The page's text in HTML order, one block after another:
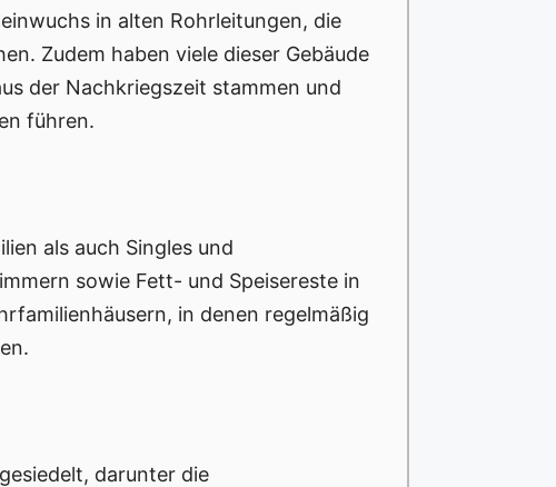
in alten Rohrleitungen, die
Zudem haben viele dieser Gebäude
der Nachkriegszeit stammen und
führen.
als auch Singles und
sowie Fett- und Speisereste in
in denen regelmäßig
darunter die